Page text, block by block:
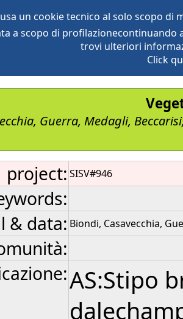
un cookie tecnico al solo scopo di
a scopo di
trovi ulteriori
Click
vegetation global db
Guerra, Medagli,
project: SISV#946
& data: Biondi, Casavecchia,
AS:Stipo